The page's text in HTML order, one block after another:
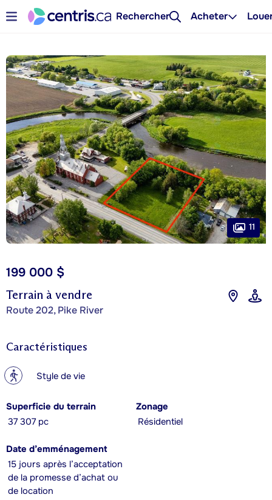
Rechercher Acheter
Terrain à vendre
Route 202, Pike River
199 000 $
11
Caractéristiques
? Style de vie
Superficie du terrain
37 307 pc
Zonage
Résidentiel
Date d’emménagement
15 jours après l’acceptation
de la promesse d’achat ou
de location